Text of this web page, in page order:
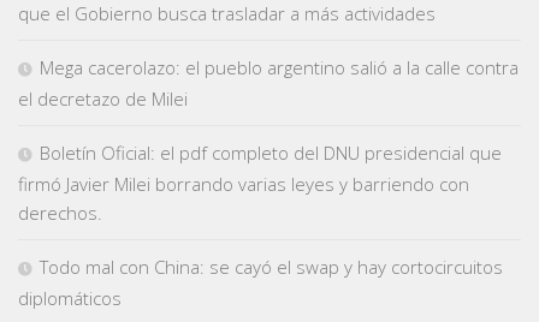
que el Gobierno busca trasladar a más actividades
Mega cacerolazo: el pueblo argentino salió a la calle contra
el decretazo de Milei
Boletín Oficial: el pdf completo del DNU presidencial que
firmó Javier Milei borrando varias leyes y barriendo con
derechos.
Todo mal con China: se cayó el swap y hay cortocircuitos
diplomáticos